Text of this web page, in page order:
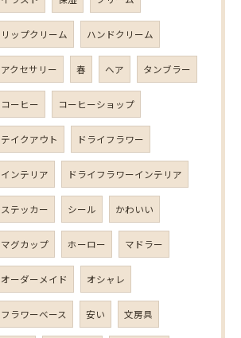
リップクリーム ハンドクリーム
アクセサリー 春 ヘア タンブラー
コーヒー コーヒーショップ
テイクアウト ドライフラワー
インテリア ドライフラワーインテリア
ステッカー シール かわいい
マグカップ ホーロー マドラー
オーダーメイド オシャレ
フラワーベース 安い 文房具